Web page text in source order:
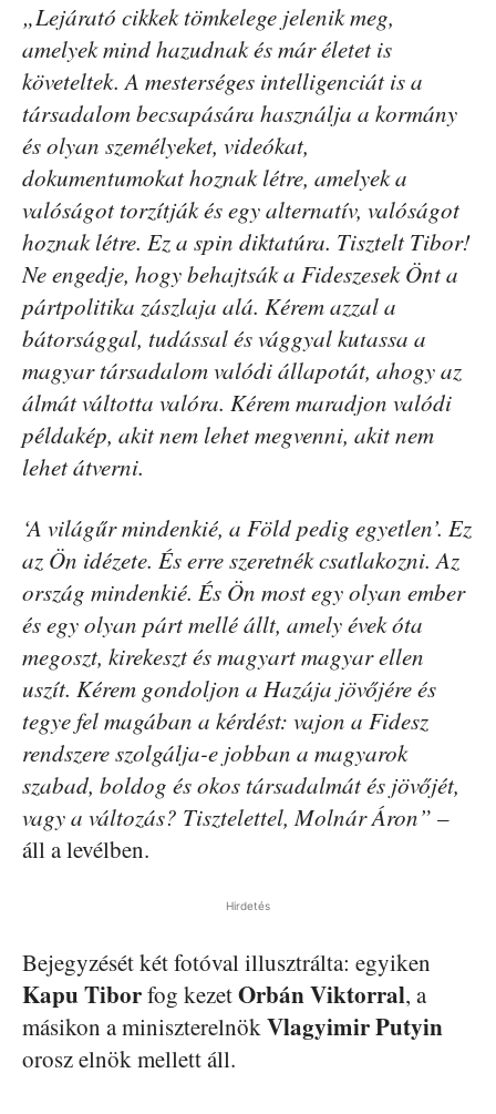
„Lejárató cikkek tömkelege jelenik meg,
amelyek mind hazudnak és már életet is
követeltek. A mesterséges intelligenciát is a
társadalom becsapására használja a kormány
és olyan személyeket, videókat,
dokumentumokat hoznak létre, amelyek a
valóságot torzítják és egy alternatív, valóságot
hoznak létre. Ez a spin diktatúra. Tisztelt Tibor!
Ne engedje, hogy behajtsák a Fideszesek Önt a
pártpolitika zászlaja alá. Kérem azzal a
bátorsággal, tudással és vággyal kutassa a
magyar társadalom valódi állapotát, ahogy az
álmát váltotta valóra. Kérem maradjon valódi
példakép, akit nem lehet megvenni, akit nem
lehet átverni.
‘A világűr mindenkié, a Föld pedig egyetlen’. Ez
az Ön idézete. És erre szeretnék csatlakozni. Az
ország mindenkié. És Ön most egy olyan ember
és egy olyan párt mellé állt, amely évek óta
megoszt, kirekeszt és magyart magyar ellen
uszít. Kérem gondoljon a Hazája jövőjére és
tegye fel magában a kérdést: vajon a Fidesz
rendszere szolgálja-e jobban a magyarok
szabad, boldog és okos társadalmát és jövőjét,
vagy a változás? Tisztelettel, Molnár Áron” –
áll a levélben.
Hirdetés
Bejegyzését két fotóval illusztrálta: egyiken
KapuTiborfog kezetOrbánViktorral, a
másikon a miniszterelnökVlagyimirPutyin
orosz elnök mellett áll.